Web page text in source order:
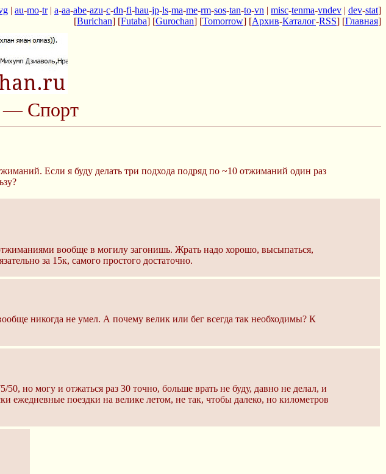
| au-mo-tr| a-aa-abe-azu-c-dn-fi-hau-jp-ls-ma-me-rm-sos-tan-to-vn | misc-tenma-vndev | dev-stat]
[Burichan] [Futaba] [Gurochan] [Tomorrow] [Архив-Каталог-RSS] [Главная]
— Спорт
Если я буду делать три подхода подряд по ~10 отжиманий один раз
вообще в могилу загонишь. Жрать надо хорошо, высыпаться,
за 15к, самого простого достаточно.
никогда не умел. А почему велик или бег всегда так необходимы? К
но могу и отжаться раз 30 точно, больше врать не буду, давно не делал, и
ежедневные поездки на велике летом, не так, чтобы далеко, но километров